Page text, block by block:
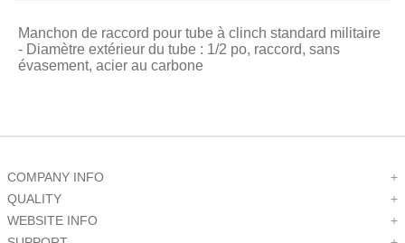
Manchon de raccord pour tube à clinch standard militaire
- Diamètre extérieur du tube : 1/2 po, raccord, sans
évasement, acier au carbone
COMPANY INFO
+
QUALITY
+
WEBSITE INFO
+